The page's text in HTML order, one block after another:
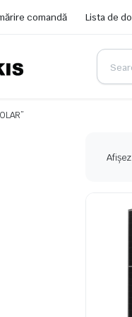
comandă Lista de